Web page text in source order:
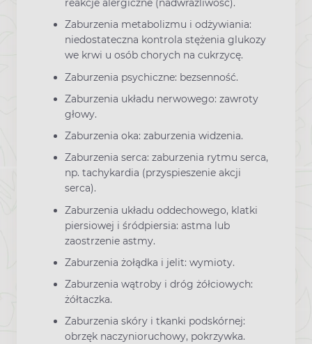
reakcje alergiczne (nadwrażliwość).
Zaburzenia metabolizmu i odżywiania:
niedostateczna kontrola stężenia glukozy
we krwi u osób chorych na cukrzycę.
Zaburzenia psychiczne: bezsenność.
Zaburzenia układu nerwowego: zawroty
głowy.
Zaburzenia oka: zaburzenia widzenia.
Zaburzenia serca: zaburzenia rytmu serca,
np. tachykardia (przyspieszenie akcji
serca).
Zaburzenia układu oddechowego, klatki
piersiowej i śródpiersia: astma lub
zaostrzenie astmy.
Zaburzenia żołądka i jelit: wymioty.
Zaburzenia wątroby i dróg żółciowych:
żółtaczka.
Zaburzenia skóry i tkanki podskórnej:
obrzęk naczynioruchowy, pokrzywka.